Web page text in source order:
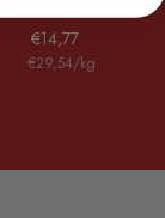
Angebotspreis
€14,77
€29,54/kg